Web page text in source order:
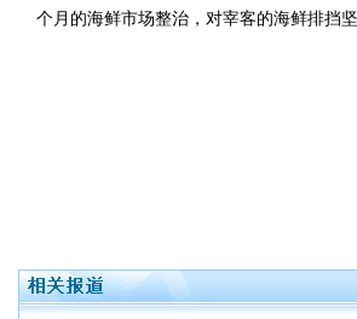
个月的海鲜市场整治，对宰客的海鲜排挡坚